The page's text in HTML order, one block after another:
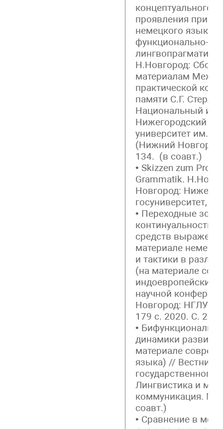
концептуального
проявления
немецкого языка)
функционально-
Н.Новгород:
материалам
практической
памяти С.Г.
Национальный
Нижегородский
университет им.
(Нижний
134. (в соавт.)
• Skizzen zum
Grammatik.
Новгород:
госуниверситет,
• Переходные
континуальности
средств
материале
и тактики в
(на материале
индоевропейских
научной
Новгород: НГЛУ
179 с. 2020. С. 29-
•
динамики
материале
языка) // Вестник
государственного
Лингвистика и
коммуникация. №
соавт.)
• Сравнение в